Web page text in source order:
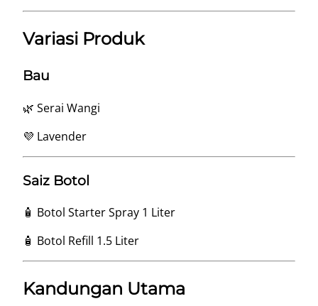
Variasi Produk
Bau
🌿 Serai Wangi
💜 Lavender
Saiz Botol
🧴 Botol Starter Spray 1 Liter
🧴 Botol Refill 1.5 Liter
Kandungan Utama